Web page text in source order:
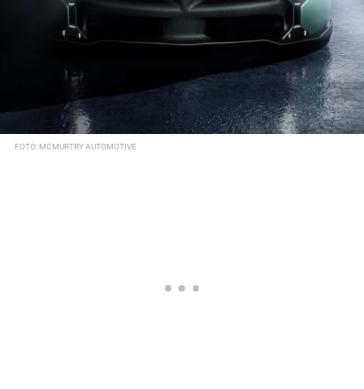
FOTO: MCMURTRY AUTOMOTIVE